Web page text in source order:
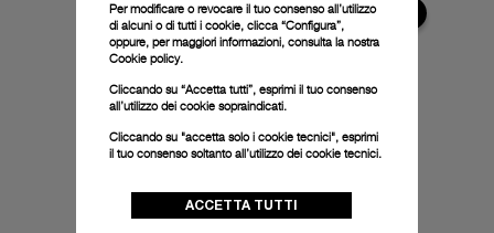
Per modificare o revocare il tuo consenso all’utilizzo
di alcuni o di tutti i cookie, clicca “Configura”,
oppure, per maggiori informazioni, consulta la nostra
Cookie policy.
Cliccando su “Accetta tutti”, esprimi il tuo consenso
all’utilizzo dei cookie sopraindicati.
Cliccando su "accetta solo i cookie tecnici", esprimi
il tuo consenso soltanto all’utilizzo dei cookie tecnici.
ACCETTA TUTTI